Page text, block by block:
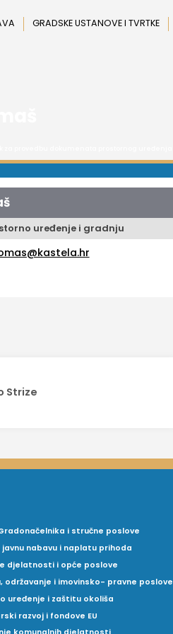
GRADSKE USTANOVE I TVRTKE
uređenje i gradnju
Strize
i stručne poslove
nabavu i naplatu prihoda
djelatnosti i opće poslove
održavanje i imovinsko- pravne poslove
uređenje i zaštitu okoliša
razvoj i fondove EU